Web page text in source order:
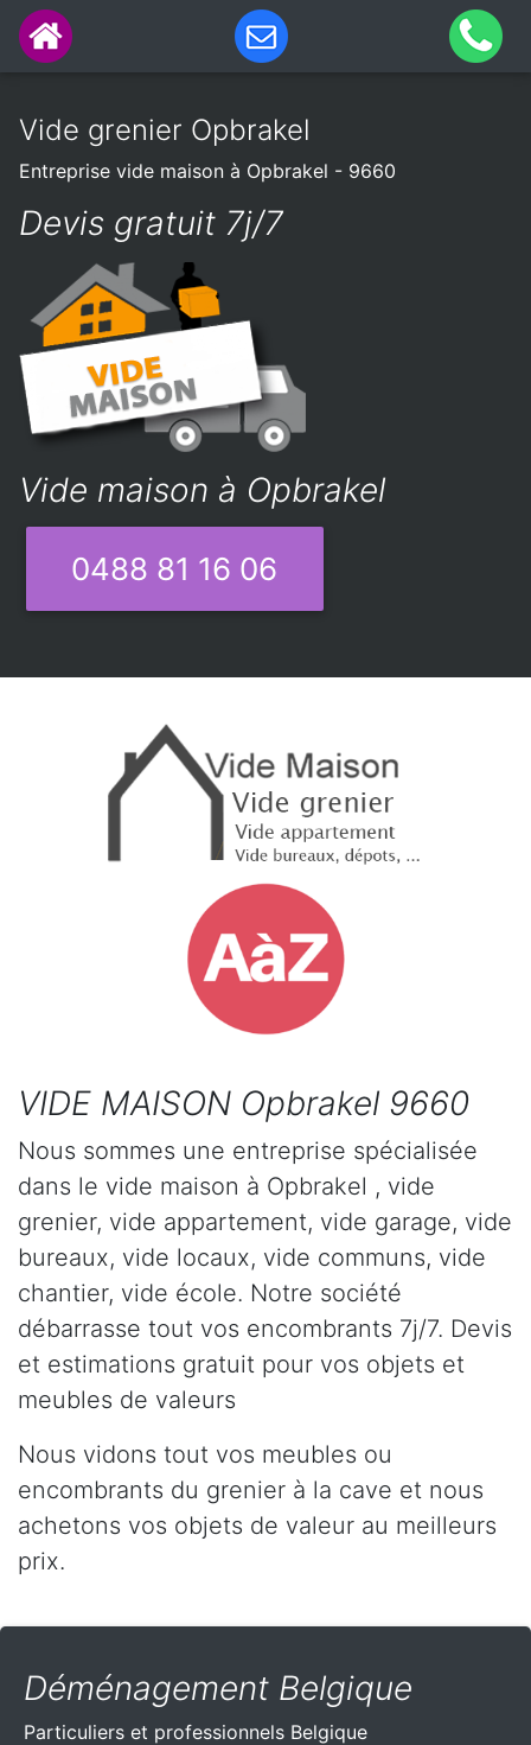
Vide grenier Opbrakel
Entreprise vide maison à Opbrakel - 9660
Devis gratuit 7j/7
Vide maison à Opbrakel
0488 81 16 06
VIDE MAISON Opbrakel 9660
Nous sommes une entreprise spécialisée
dans le vide maison à Opbrakel , vide
grenier, vide appartement, vide garage, vide
bureaux, vide locaux, vide communs, vide
chantier, vide école. Notre société
débarrasse tout vos encombrants 7j/7. Devis
et estimations gratuit pour vos objets et
meubles de valeurs
Nous vidons tout vos meubles ou
encombrants du grenier à la cave et nous
achetons vos objets de valeur au meilleurs
prix.
Déménagement Belgique
Particuliers et professionnels Belgique